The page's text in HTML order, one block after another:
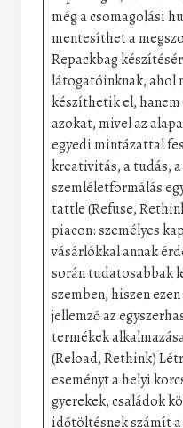
még a csomagolási
mentesíthet a
Repackbag
látogatóinknak, ahol
készíthetik el,
azokat, mivel az
egyedi mintázattal
kreativitás, a tudás,
szemléletformálás
tattle (Refuse,
piacon: személyes
vásárlókkal annak
során tudatosabbak
szemben, hiszen
jellemző az
termékek
(Reload, Rethink)
eseményt a helyi
gyerekek, családok
időtöltésnek számít